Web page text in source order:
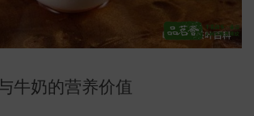
牛奶的营养价值